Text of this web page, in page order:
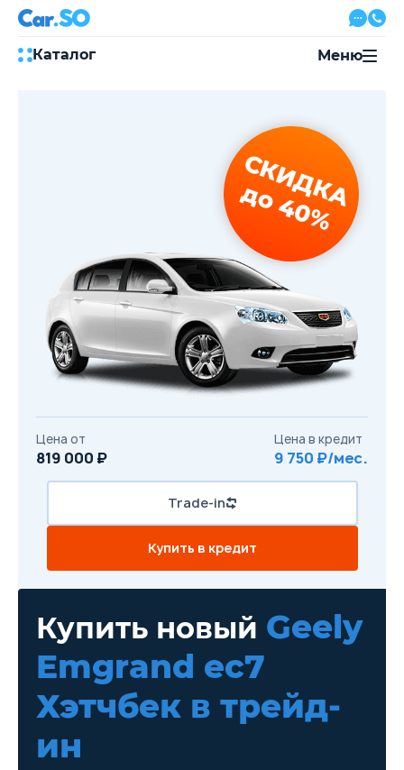
Каталог
8 800 500-03-23
с 08:00 по 20:00, без выходных
Привольная улица, 2, к5
Перезвоните мне
Меню
Купить новый Geely
Emgrand ec7
Хэтчбек в трейд-
ин
СКИДКА
до 40%
Цена от
819 000 ₽
Цена в кредит
9 750 ₽/мес.
Trade-in
Купить в кредит